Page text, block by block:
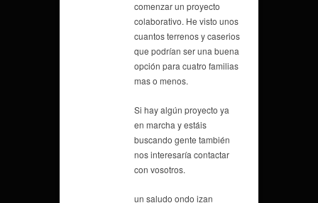
comenzar un proyecto
colaborativo. He visto unos
cuantos terrenos y caserios
que podrían ser una buena
opción para cuatro familias
mas o menos.
Si hay algún proyecto ya
en marcha y estáis
buscando gente también
nos interesaría contactar
con vosotros.
un saludo ondo izan